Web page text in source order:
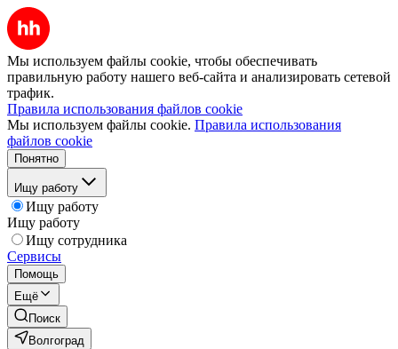
Мы используем файлы cookie, чтобы обеспечивать
правильную работу нашего веб-сайта и анализировать сетевой
трафик.
Правила использования файлов cookie
Мы используем файлы cookie. Правила использования
файлов cookie
Понятно
Ищу работу
Ищу работу
Ищу работу
Ищу сотрудника
Сервисы
Помощь
Ещё
Поиск
Волгоград